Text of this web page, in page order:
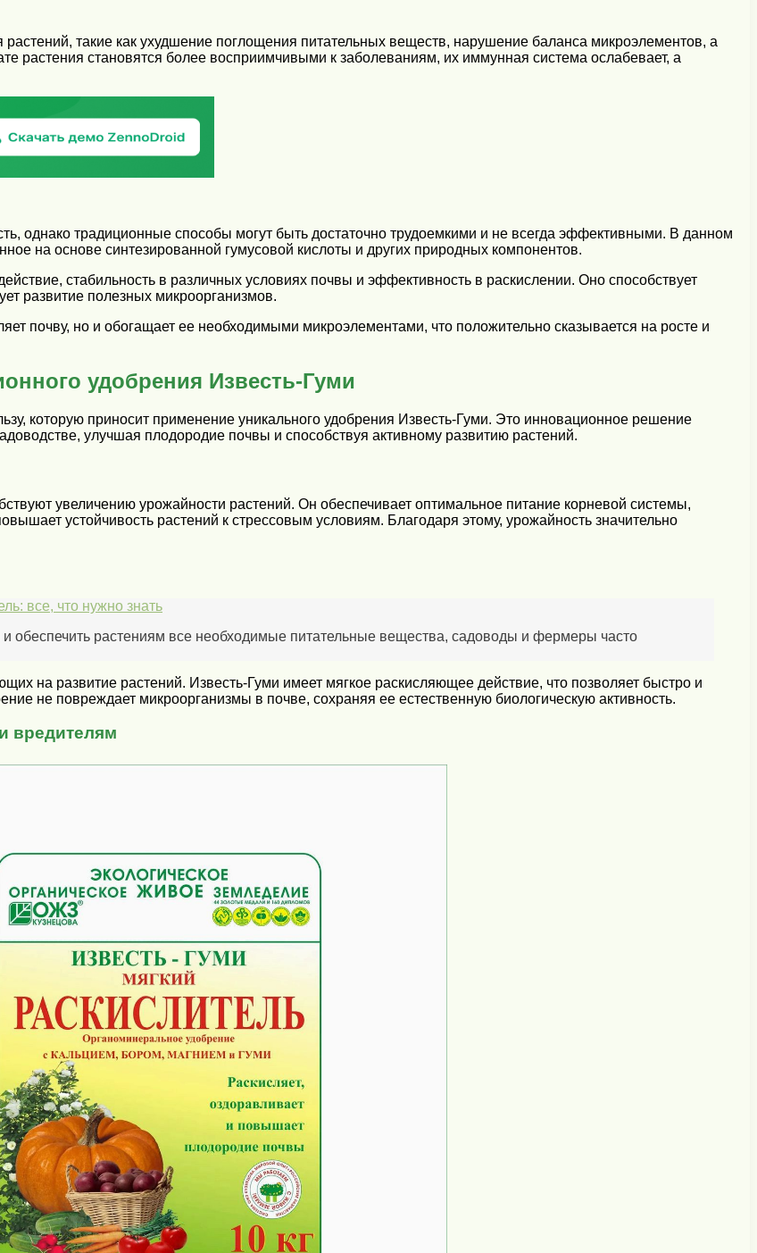
такие как ухудшение поглощения питательных веществ, нарушение баланса микроэлементов, а
растения становятся более восприимчивыми к заболеваниям, их иммунная система ослабевает, а
однако традиционные способы могут быть достаточно трудоемкими и не всегда эффективными. В данном
на основе синтезированной гумусовой кислоты и других природных компонентов.
стабильность в различных условиях почвы и эффективность в раскислении. Оно способствует
развитие полезных микроорганизмов.
почву, но и обогащает ее необходимыми микроэлементами, что положительно сказывается на росте и
удобрения Известь-Гуми
которую приносит применение уникального удобрения Известь-Гуми. Это инновационное решение
улучшая плодородие почвы и способствуя активному развитию растений.
увеличению урожайности растений. Он обеспечивает оптимальное питание корневой системы,
устойчивость растений к стрессовым условиям. Благодаря этому, урожайность значительно
все, что нужно знать
обеспечить растениям все необходимые питательные вещества, садоводы и фермеры часто
на развитие растений. Известь-Гуми имеет мягкое раскисляющее действие, что позволяет быстро и
не повреждает микроорганизмы в почве, сохраняя ее естественную биологическую активность.
вредителям